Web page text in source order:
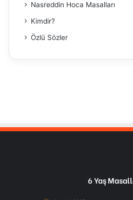
Nasreddin Hoca Masalları
Kimdir?
Özlü Sözler
6 Yaş